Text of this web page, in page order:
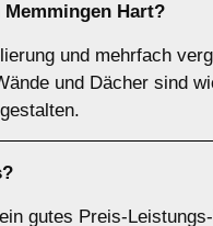
Memmingen Hart?
und mehrfach
und Dächer sind
gutes Preis-